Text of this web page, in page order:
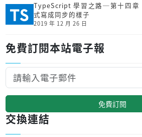
TypeScript 學習之路─第十四章
式寫成同步的樣子
2019 年 12 月 26 日
免費訂閱本站電子報
免費訂閱
交換連結